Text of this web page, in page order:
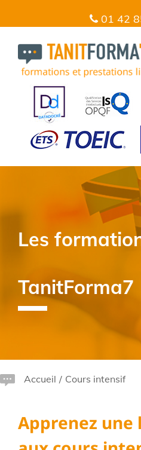
01 42
Les
TanitForma7
Accueil / Cours intensif
Apprenez une